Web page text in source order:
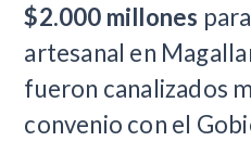
$2.000 millones
artesanal en
fueron canalizados
convenio con el